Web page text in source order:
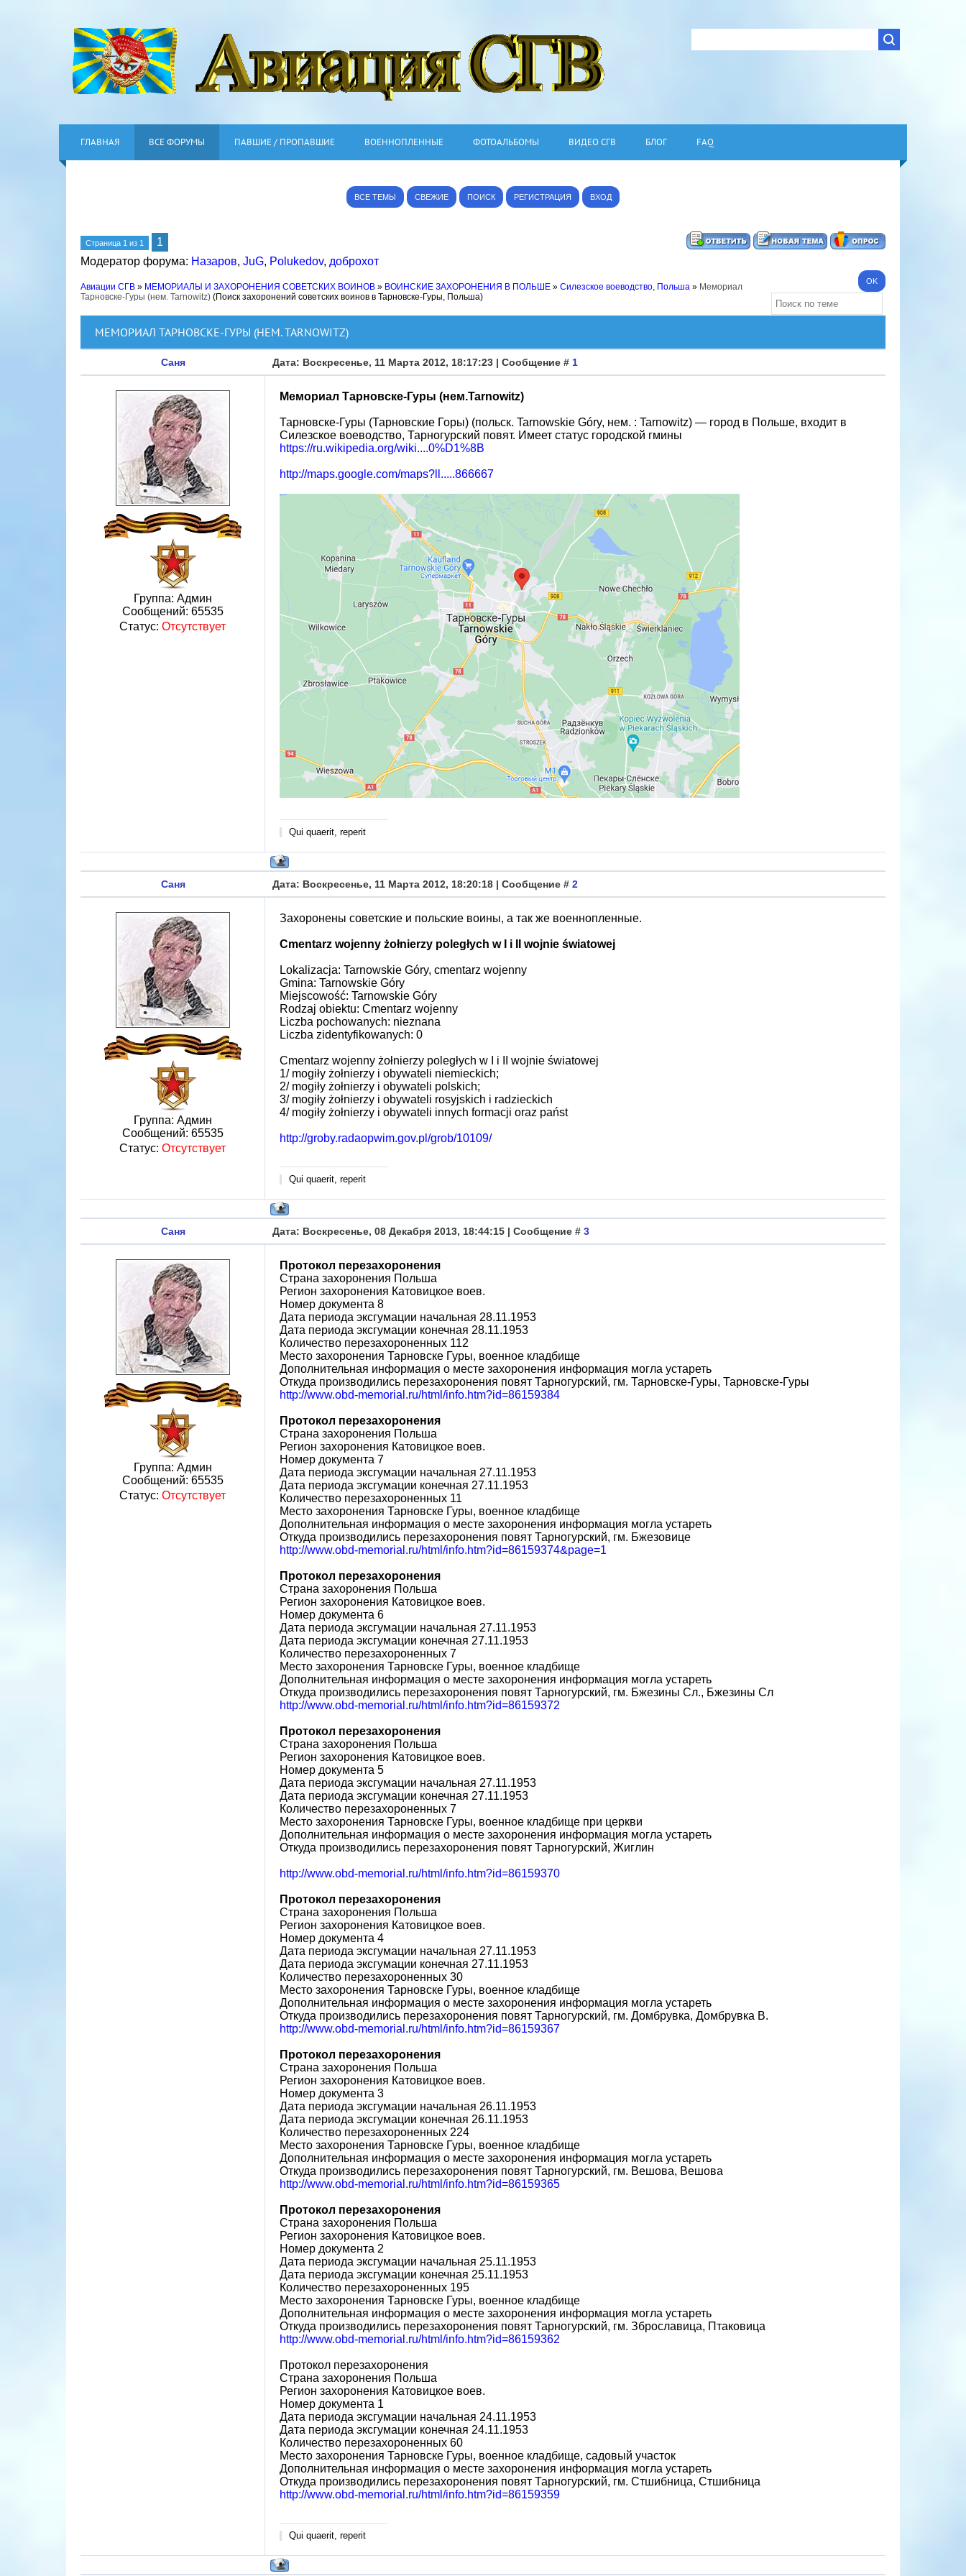
ГЛАВНАЯ ВСЕ ФОРУМЫ ПАВШИЕ / ПРОПАВШИЕ ВОЕННОПЛЕННЫЕ ФОТОАЛЬБОМЫ ВИДЕО СГВ БЛОГ FAQ
ВСЕ ТЕМЫ СВЕЖИЕ ПОИСК РЕГИСТРАЦИЯ ВХОД
Страница 1 из 1
1
Модератор форума: Назаров, JuG, Polukedov, доброхот
Авиации СГВ » МЕМОРИАЛЫ И ЗАХОРОНЕНИЯ СОВЕТСКИХ ВОИНОВ » ВОИНСКИЕ ЗАХОРОНЕНИЯ В ПОЛЬШЕ » Силезское воеводство, Польша » Мемориал
Тарновске-Гуры (нем. Tarnowitz) (Поиск захоронений советских воинов в Тарновске-Гуры, Польша)
МЕМОРИАЛ ТАРНОВСКЕ-ГУРЫ (НЕМ. TARNOWITZ)
Саня Дата: Воскресенье, 11 Марта 2012, 18:17:23 | Сообщение # 1
Группа: Админ
Сообщений: 65535
Статус: Отсутствует
Мемориал Тарновске-Гуры (нем.Tarnowitz)
Тарновске-Гуры (Тарновские Горы) (польск. Tarnowskie Góry, нем. : Tarnowitz) — город в Польше, входит в
Силезское воеводство, Тарногурский повят. Имеет статус городской гмины
https://ru.wikipedia.org/wiki....0%D1%8B
http://maps.google.com/maps?ll.....866667
Qui quaerit, reperit
Саня Дата: Воскресенье, 11 Марта 2012, 18:20:18 | Сообщение # 2
Группа: Админ
Сообщений: 65535
Статус: Отсутствует
Захоронены советские и польские воины, а так же военнопленные.
Cmentarz wojenny żołnierzy poległych w I i II wojnie światowej
Lokalizacja: Tarnowskie Góry, cmentarz wojenny
Gmina: Tarnowskie Góry
Miejscowość: Tarnowskie Góry
Rodzaj obiektu: Cmentarz wojenny
Liczba pochowanych: nieznana
Liczba zidentyfikowanych: 0
Cmentarz wojenny żołnierzy poległych w I i II wojnie światowej
1/ mogiły żołnierzy i obywateli niemieckich;
2/ mogiły żołnierzy i obywateli polskich;
3/ mogiły żołnierzy i obywateli rosyjskich i radzieckich
4/ mogiły żołnierzy i obywateli innych formacji oraz państ
http://groby.radaopwim.gov.pl/grob/10109/
Qui quaerit, reperit
Саня Дата: Воскресенье, 08 Декабря 2013, 18:44:15 | Сообщение # 3
Группа: Админ
Сообщений: 65535
Статус: Отсутствует
Протокол перезахоронения
Страна захоронения Польша
Регион захоронения Катовицкое воев.
Номер документа 8
Дата периода эксгумации начальная 28.11.1953
Дата периода эксгумации конечная 28.11.1953
Количество перезахороненных 112
Место захоронения Тарновске Гуры, военное кладбище
Дополнительная информация о месте захоронения информация могла устареть
Откуда производились перезахоронения повят Тарногурский, гм. Тарновске-Гуры, Тарновске-Гуры
http://www.obd-memorial.ru/html/info.htm?id=86159384
Протокол перезахоронения
Страна захоронения Польша
Регион захоронения Катовицкое воев.
Номер документа 7
Дата периода эксгумации начальная 27.11.1953
Дата периода эксгумации конечная 27.11.1953
Количество перезахороненных 11
Место захоронения Тарновске Гуры, военное кладбище
Дополнительная информация о месте захоронения информация могла устареть
Откуда производились перезахоронения повят Тарногурский, гм. Бжезовице
http://www.obd-memorial.ru/html/info.htm?id=86159374&page=1
Протокол перезахоронения
Страна захоронения Польша
Регион захоронения Катовицкое воев.
Номер документа 6
Дата периода эксгумации начальная 27.11.1953
Дата периода эксгумации конечная 27.11.1953
Количество перезахороненных 7
Место захоронения Тарновске Гуры, военное кладбище
Дополнительная информация о месте захоронения информация могла устареть
Откуда производились перезахоронения повят Тарногурский, гм. Бжезины Сл., Бжезины Сл
http://www.obd-memorial.ru/html/info.htm?id=86159372
Протокол перезахоронения
Страна захоронения Польша
Регион захоронения Катовицкое воев.
Номер документа 5
Дата периода эксгумации начальная 27.11.1953
Дата периода эксгумации конечная 27.11.1953
Количество перезахороненных 7
Место захоронения Тарновске Гуры, военное кладбище при церкви
Дополнительная информация о месте захоронения информация могла устареть
Откуда производились перезахоронения повят Тарногурский, Жиглин
http://www.obd-memorial.ru/html/info.htm?id=86159370
Протокол перезахоронения
Страна захоронения Польша
Регион захоронения Катовицкое воев.
Номер документа 4
Дата периода эксгумации начальная 27.11.1953
Дата периода эксгумации конечная 27.11.1953
Количество перезахороненных 30
Место захоронения Тарновске Гуры, военное кладбище
Дополнительная информация о месте захоронения информация могла устареть
Откуда производились перезахоронения повят Тарногурский, гм. Домбрувка, Домбрувка В.
http://www.obd-memorial.ru/html/info.htm?id=86159367
Протокол перезахоронения
Страна захоронения Польша
Регион захоронения Катовицкое воев.
Номер документа 3
Дата периода эксгумации начальная 26.11.1953
Дата периода эксгумации конечная 26.11.1953
Количество перезахороненных 224
Место захоронения Тарновске Гуры, военное кладбище
Дополнительная информация о месте захоронения информация могла устареть
Откуда производились перезахоронения повят Тарногурский, гм. Вешова, Вешова
http://www.obd-memorial.ru/html/info.htm?id=86159365
Протокол перезахоронения
Страна захоронения Польша
Регион захоронения Катовицкое воев.
Номер документа 2
Дата периода эксгумации начальная 25.11.1953
Дата периода эксгумации конечная 25.11.1953
Количество перезахороненных 195
Место захоронения Тарновске Гуры, военное кладбище
Дополнительная информация о месте захоронения информация могла устареть
Откуда производились перезахоронения повят Тарногурский, гм. Зброславица, Птаковица
http://www.obd-memorial.ru/html/info.htm?id=86159362
Протокол перезахоронения
Страна захоронения Польша
Регион захоронения Катовицкое воев.
Номер документа 1
Дата периода эксгумации начальная 24.11.1953
Дата периода эксгумации конечная 24.11.1953
Количество перезахороненных 60
Место захоронения Тарновске Гуры, военное кладбище, садовый участок
Дополнительная информация о месте захоронения информация могла устареть
Откуда производились перезахоронения повят Тарногурский, гм. Стшибница, Стшибница
http://www.obd-memorial.ru/html/info.htm?id=86159359
Qui quaerit, reperit